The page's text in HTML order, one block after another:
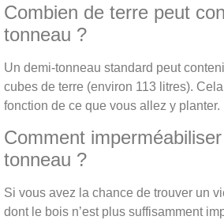
Combien de terre peut
tonneau ?
Un demi-tonneau standard peut
cubes de terre (environ 113 litres).
fonction de ce que vous allez y planter.
Comment
tonneau ?
Si vous avez la chance de trouver un
dont le bois n’est plus suffisamment